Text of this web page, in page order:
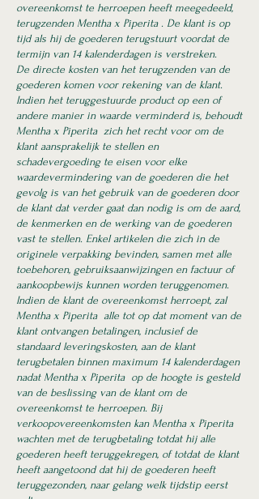
overeenkomst te herroepen heeft meegedeeld,
terugzenden Mentha x Piperita . De klant is op
tijd als hij de goederen terugstuurt voordat de
termijn van 14 kalenderdagen is verstreken.
De directe kosten van het terugzenden van de
goederen komen voor rekening van de klant.
Indien het teruggestuurde product op een of
andere manier in waarde verminderd is, behoudt
Mentha x Piperita zich het recht voor om de
klant aansprakelijk te stellen en
schadevergoeding te eisen voor elke
waardevermindering van de goederen die het
gevolg is van het gebruik van de goederen door
de klant dat verder gaat dan nodig is om de aard,
de kenmerken en de werking van de goederen
vast te stellen. Enkel artikelen die zich in de
originele verpakking bevinden, samen met alle
toebehoren, gebruiksaanwijzingen en factuur of
aankoopbewijs kunnen worden teruggenomen.
Indien de klant de overeenkomst herroept, zal
Mentha x Piperita alle tot op dat moment van de
klant ontvangen betalingen, inclusief de
standaard leveringskosten, aan de klant
terugbetalen binnen maximum 14 kalenderdagen
nadat Mentha x Piperita op de hoogte is gesteld
van de beslissing van de klant om de
overeenkomst te herroepen. Bij
verkoopovereenkomsten kan Mentha x Piperita
wachten met de terugbetaling totdat hij alle
goederen heeft teruggekregen, of totdat de klant
heeft aangetoond dat hij de goederen heeft
teruggezonden, naar gelang welk tijdstip eerst